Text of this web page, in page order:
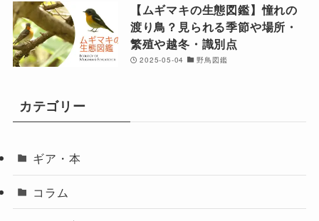
【ムギマキの生態図鑑】憧れの
渡り鳥？見られる季節や場所・
繁殖や越冬・識別点
2025-05-04 野鳥図鑑
カテゴリー
ギア・本
コラム